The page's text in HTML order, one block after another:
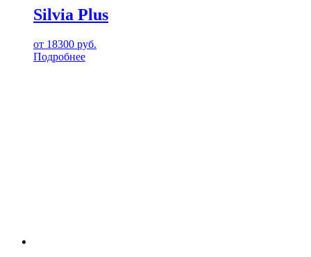
Silvia Plus
от 18300 руб.
Подробнее